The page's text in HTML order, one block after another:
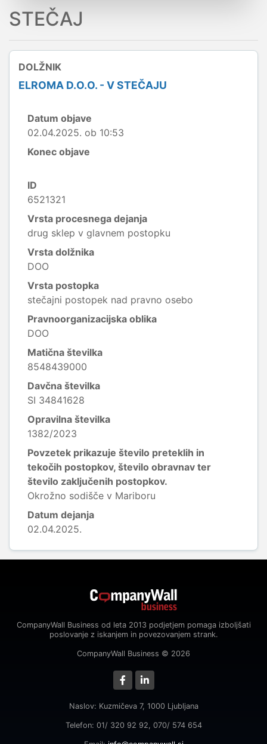
STEČAJ
DOLŽNIK
ELROMA D.O.O. - V STEČAJU
Datum objave
02.04.2025. ob 10:53
Konec objave
ID
6521321
Vrsta procesnega dejanja
drug sklep v glavnem postopku
Vrsta dolžnika
DOO
Vrsta postopka
stečajni postopek nad pravno osebo
Pravnoorganizacijska oblika
DOO
Matična številka
8548439000
Davčna številka
SI 34841628
Opravilna številka
1382/2023
Povzetek prikazuje število preteklih in
tekočih postopkov, število obravnav ter
število zaključenih postopkov.
Okrožno sodišče v Mariboru
Datum dejanja
02.04.2025.
CompanyWall Business od leta 2013 podjetjem pomaga izboljšati
poslovanje z iskanjem in povezovanjem strank.
CompanyWall Business © 2026
Naslov: Kuzmičeva 7, 1000 Ljubljana
Telefon: 01/ 320 92 92, 070/ 574 654